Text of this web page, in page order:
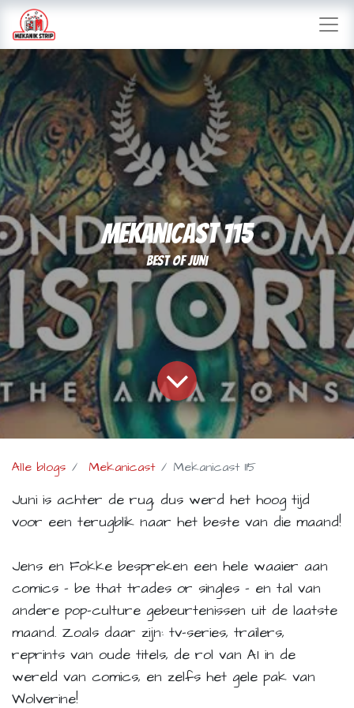
Mekanicast 115
Best of Juni
Alle blogs Mekanicast Mekanicast 115
Juni is achter de rug, dus werd het hoog tijd
voor een terugblik naar het beste van die maand!
Jens en Fokke bespreken een hele waaier aan
comics - be that trades or singles - en tal van
andere pop-culture gebeurtenissen uit de laatste
maand. Zoals daar zijn: tv-series, trailers,
reprints van oude titels, de rol van AI in de
wereld van comics, en zelfs het gele pak van
Wolverine!